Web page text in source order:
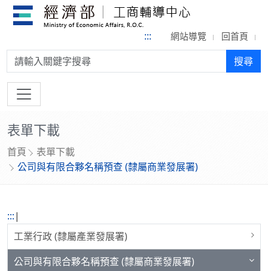
::: 網站導覽 回首頁
搜尋: 搜尋
表單下載
首頁
表單下載
公司與有限合夥名稱預查 (隸屬商業發展署)
:::|
工業行政 (隸屬產業發展署)
公司與有限合夥名稱預查 (隸屬商業發展署)